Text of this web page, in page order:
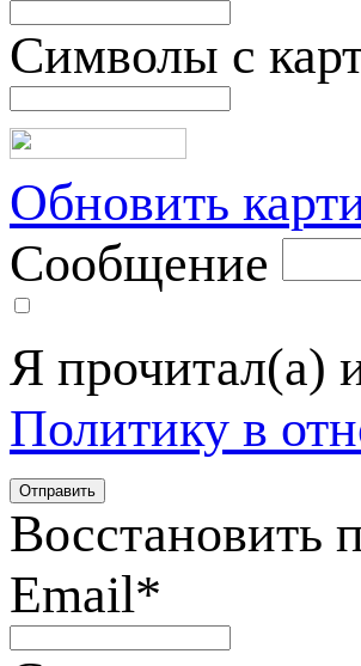
Символы с
Обновить
Сообщение
Я
Политику в
Восстановить
Email*